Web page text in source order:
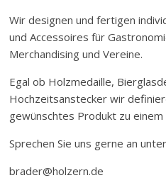
Wir designen und fertigen
und Accessoires für
Merchandising und Vereine.
Egal ob Holzmedaille,
Hochzeitsanstecker wir
gewünschtes Produkt zu
Sprechen Sie uns gerne an
brader@holzern.de